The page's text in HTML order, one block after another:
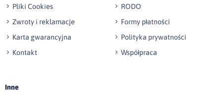
Wyślij opinię
Pliki Cookies
RODO
Zwroty i reklamacje
Formy płatności
Karta gwarancyjna
Polityka prywatności
Kontakt
Współpraca
Inne